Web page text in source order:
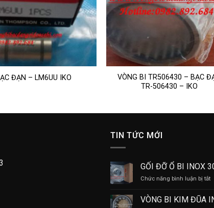
ĐẠN – LM6UU IKO
VÒNG BI TR506430 – BẠC
TR-506430 – IKO
TIN TỨC MỚI
GỐI ĐỠ Ổ BI INOX
Chức năng bình luận bị tắtở
Ổ
VÒNG BI KIM ĐŨA